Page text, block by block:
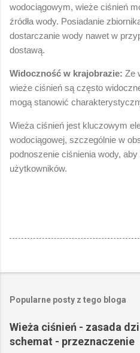
wodociągowym, wieże ciśnień
źródła wody. Posiadanie
dostarczanie wody nawet w
dostawą.
Widoczność w krajobrazie: Ze
wieże ciśnień są często
mogą stanowić
Wieża ciśnień jest kluczowym
wodociągowej, szczególnie w
podnoszenie ciśnienia wody,
użytkowników.
Popularne posty z tego bloga
Wieża ciśnień - zasada
schemat - przeznaczenie